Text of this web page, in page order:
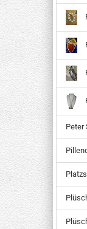
Peter